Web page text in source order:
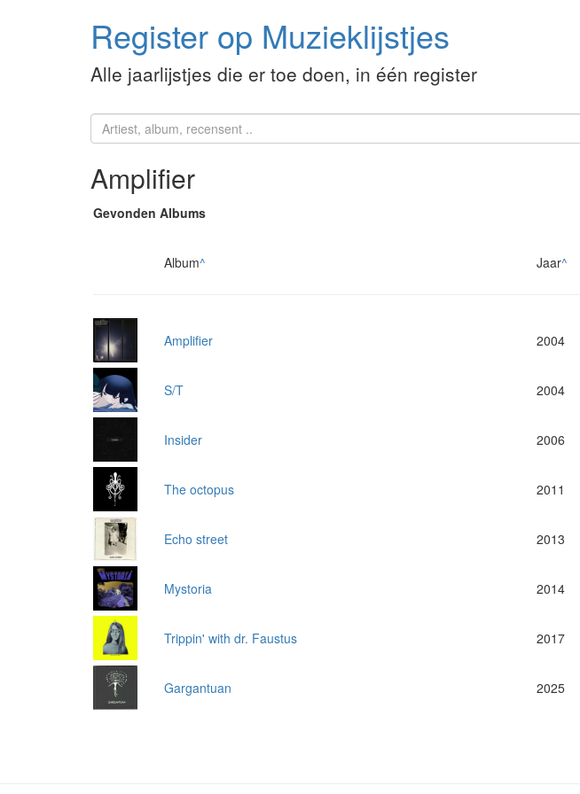
Register op Muzieklijstjes
Alle jaarlijstjes die er toe doen, in één register
Amplifier
Gevonden Albums
Album^ Jaar^
Amplifier 2004
S/T 2004
Insider 2006
The octopus 2011
Echo street 2013
Mystoria 2014
Trippin' with dr. Faustus 2017
Gargantuan 2025